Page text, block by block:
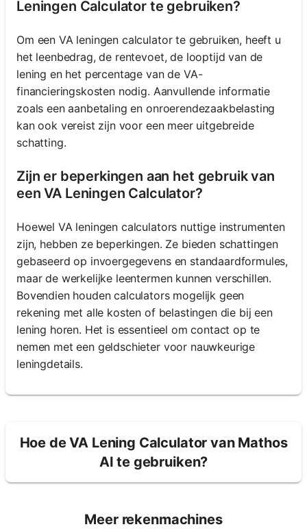
Leningen Calculator te gebruiken?
Om een VA leningen calculator te gebruiken, heeft u
het leenbedrag, de rentevoet, de looptijd van de
lening en het percentage van de VA-
financieringskosten nodig. Aanvullende informatie
zoals een aanbetaling en onroerendezaakbelasting
kan ook vereist zijn voor een meer uitgebreide
schatting.
Zijn er beperkingen aan het gebruik van
een VA Leningen Calculator?
Hoewel VA leningen calculators nuttige instrumenten
zijn, hebben ze beperkingen. Ze bieden schattingen
gebaseerd op invoergegevens en standaardformules,
maar de werkelijke leentermen kunnen verschillen.
Bovendien houden calculators mogelijk geen
rekening met alle kosten of belastingen die bij een
lening horen. Het is essentieel om contact op te
nemen met een geldschieter voor nauwkeurige
leningdetails.
Hoe de VA Lening Calculator van Mathos
AI te gebruiken?
Meer rekenmachines